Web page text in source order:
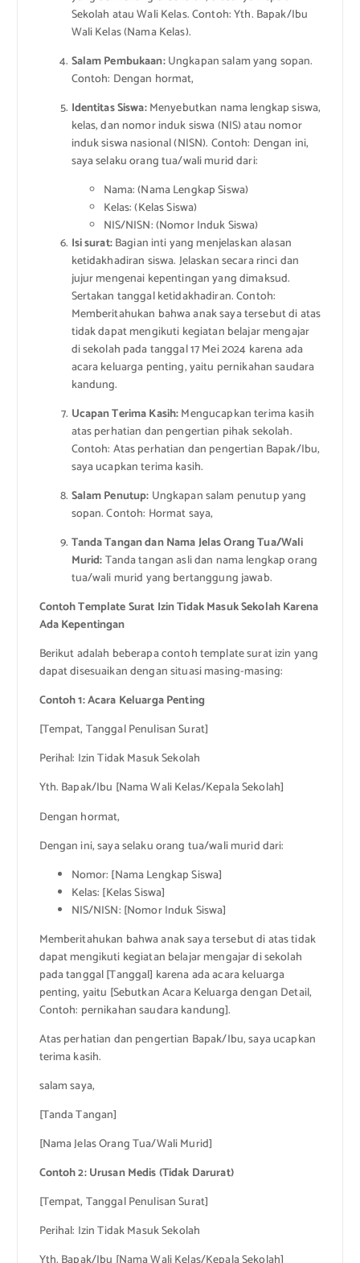
Sekolah atau Wali Kelas. Contoh: Yth. Bapak/Ibu
Wali Kelas (Nama Kelas).
Salam Pembukaan:Ungkapan salam yang sopan.
Contoh: Dengan hormat,
Identitas Siswa:Menyebutkan nama lengkap siswa,
kelas, dan nomor induk siswa (NIS) atau nomor
induk siswa nasional (NISN). Contoh: Dengan ini,
saya selaku orang tua/wali murid dari:
Nama: (Nama Lengkap Siswa)
Kelas: (Kelas Siswa)
NIS/NISN: (Nomor Induk Siswa)
Isi surat:Bagian inti yang menjelaskan alasan
ketidakhadiran siswa. Jelaskan secara rinci dan
jujur mengenai kepentingan yang dimaksud.
Sertakan tanggal ketidakhadiran. Contoh:
Memberitahukan bahwa anak saya tersebut di atas
tidak dapat mengikuti kegiatan belajar mengajar
di sekolah pada tanggal 17 Mei 2024 karena ada
acara keluarga penting, yaitu pernikahan saudara
kandung.
Ucapan Terima Kasih:Mengucapkan terima kasih
atas perhatian dan pengertian pihak sekolah.
Contoh: Atas perhatian dan pengertian Bapak/Ibu,
saya ucapkan terima kasih.
Salam Penutup: Ungkapan salam penutup yang
sopan. Contoh: Hormat saya,
Tanda Tangan dan Nama Jelas Orang Tua/Wali
Murid:Tanda tangan asli dan nama lengkap orang
tua/wali murid yang bertanggung jawab.
Contoh Template Surat Izin Tidak Masuk Sekolah Karena
Ada Kepentingan
Berikut adalah beberapa contoh template surat izin yang
dapat disesuaikan dengan situasi masing-masing:
Contoh 1: Acara Keluarga Penting
[Tempat, Tanggal Penulisan Surat]
Perihal: Izin Tidak Masuk Sekolah
Yth. Bapak/Ibu [Nama Wali Kelas/Kepala Sekolah]
Dengan hormat,
Dengan ini, saya selaku orang tua/wali murid dari:
Nomor: [Nama Lengkap Siswa]
Kelas: [Kelas Siswa]
NIS/NISN: [Nomor Induk Siswa]
Memberitahukan bahwa anak saya tersebut di atas tidak
dapat mengikuti kegiatan belajar mengajar di sekolah
pada tanggal [Tanggal] karena ada acara keluarga
penting, yaitu [Sebutkan Acara Keluarga dengan Detail,
Contoh: pernikahan saudara kandung].
Atas perhatian dan pengertian Bapak/Ibu, saya ucapkan
terima kasih.
salam saya,
[Tanda Tangan]
[Nama Jelas Orang Tua/Wali Murid]
Contoh 2: Urusan Medis (Tidak Darurat)
[Tempat, Tanggal Penulisan Surat]
Perihal: Izin Tidak Masuk Sekolah